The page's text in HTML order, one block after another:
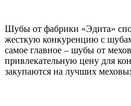
Шубы от фабрики «Эдита»
жесткую конкуренцию с
самое главное – шубы от
привлекательную цену для
закупаются на лучших